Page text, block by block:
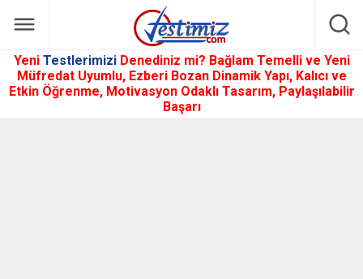
Yeni Testlerimizi Denediniz mi? Bağlam Temelli ve Yeni
Müfredat Uyumlu, Ezberi Bozan Dinamik Yapı, Kalıcı ve
Etkin Öğrenme, Motivasyon Odaklı Tasarım, Paylaşılabilir
Başarı